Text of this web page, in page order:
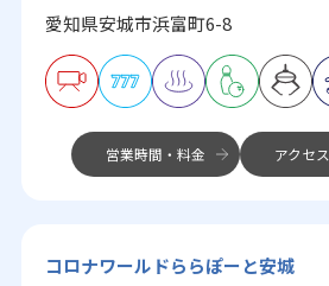
愛知県安城市浜富町6-8
営業時間・料金 アクセス
コロナワールドららぽーと安城